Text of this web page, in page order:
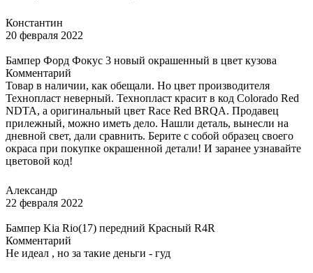
Константин
20 февраля 2022
Бампер Форд Фокус 3 новый окрашенный в цвет кузова
Комментарий
Товар в наличии, как обещали. Но цвет производителя
Технопласт неверный. Технопласт красит в код Colorado Red
NDTA, а оригинальный цвет Race Red BRQA. Продавец
прилежный, можно иметь дело. Нашли деталь, вынесли на
дневной свет, дали сравнить. Берите с собой образец своего
окраса при покупке окрашенной детали! И заранее узнавайте
цветовой код!
Александр
22 февраля 2022
Бампер Kia Rio(17) передний Красный R4R
Комментарий
Не идеал , но за такие деньги - гуд